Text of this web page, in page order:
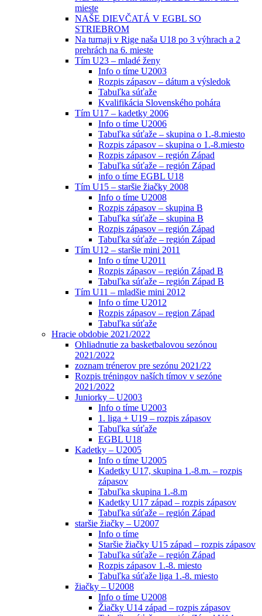
mieste
NAŠE DIEVČATÁ V EGBL SO
STRIEBROM
Na turnaji v Rige naša U18 po 3 výhrach a 2
prehrách na 6. mieste
Tím U23 – mladé ženy
Info o tíme U2003
Rozpis zápasov – dátum a výsledok
Tabuľka súťaže
Kvalifikácia Slovenského pohára
Tím U17 – kadetky 2006
Info o tíme U2006
Tabuľka súťaže – skupina o 1.-8.miesto
Rozpis zápasov – skupina o 1.-8.miesto
Rozpis zápasov – región Západ
Tabuľka súťaže – región Západ
info o tíme EGBL U18
Tím U15 – staršie žiačky 2008
Info o tíme U2008
Rozpis zápasov – skupina B
Tabuľka súťaže – skupina B
Rozpis zápasov – región Západ
Tabuľka súťaže – región Západ
Tím U12 – staršie mini 2011
Info o tíme U2011
Rozpis zápasov – región Západ B
Tabuľka súťaže – región Západ B
Tím U11 – mladšie mini 2012
Info o tíme U2012
Rozpis zápasov – region Západ
Tabuľka súťaže
Hracie obdobie 2021/2022
Ohliadnutie za basketbalovou sezónou
2021/2022
zoznam trénerov pre sezónu 2021/22
Rozpis tréningov naších tímov v sezóne
2021/2022
Juniorky – U2003
Info o tíme U2003
1. liga + U19 – rozpis zápasov
Tabuľka súťaže
EGBL U18
Kadetky – U2005
Info o tíme U2005
Kadetky U17, skupina 1.-8.m. – rozpis
zápasov
Tabuľka skupina 1.-8.m
Kadetky U17 západ – rozpis zápasov
Tabuľka súťaže – región Západ
staršie žiačky – U2007
Info o tíme
Staršie žiačky U15 západ – rozpis zápasov
Tabuľka súťaže – región Západ
Rozpis zápasov 1.-8. miesto
Tabuľka súťaže liga 1.-8. miesto
žiačky – U2008
Info o tíme U2008
Žiačky U14 západ – rozpis zápasov